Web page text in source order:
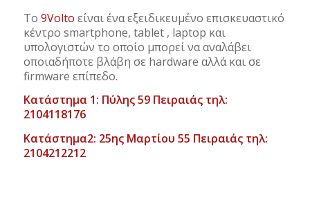
Το 9Volto είναι ένα εξειδικευμένο επισκευαστικό
κέντρο smartphone, tablet , laptop και
υπολογιστών το οποίο μπορεί να αναλάβει
οποιαδήποτε βλάβη σε hardware αλλά και σε
firmware επίπεδο.
Κατάστημα 1: Πύλης 59 Πειραιάς τηλ:
2104118176
Κατάστημα2: 25ης Μαρτίου 55 Πειραιάς τηλ:
2104212212